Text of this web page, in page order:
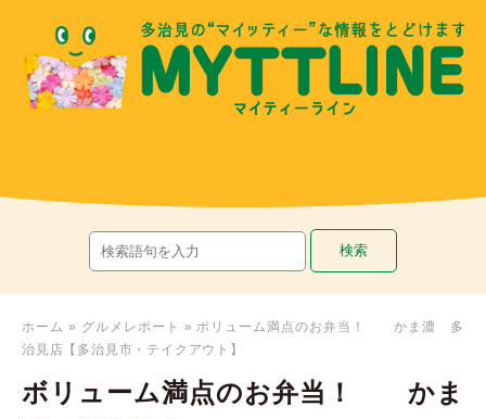
ホーム » グルメレポート »ボリューム満点のお弁当！ かま濃 多
治見店【多治見市・テイクアウト】
ボリューム満点のお弁当！ かま